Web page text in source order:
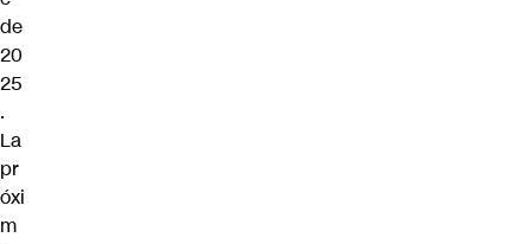
de
20
25
.
La
pr
óxi
m